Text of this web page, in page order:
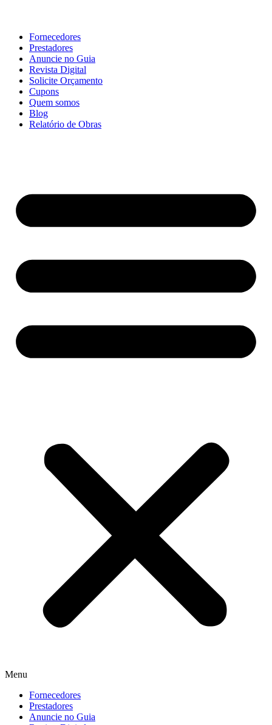
Fornecedores
Prestadores
Anuncie no Guia
Revista Digital
Solicite Orçamento
Cupons
Quem somos
Blog
Relatório de Obras
Menu
Fornecedores
Prestadores
Anuncie no Guia